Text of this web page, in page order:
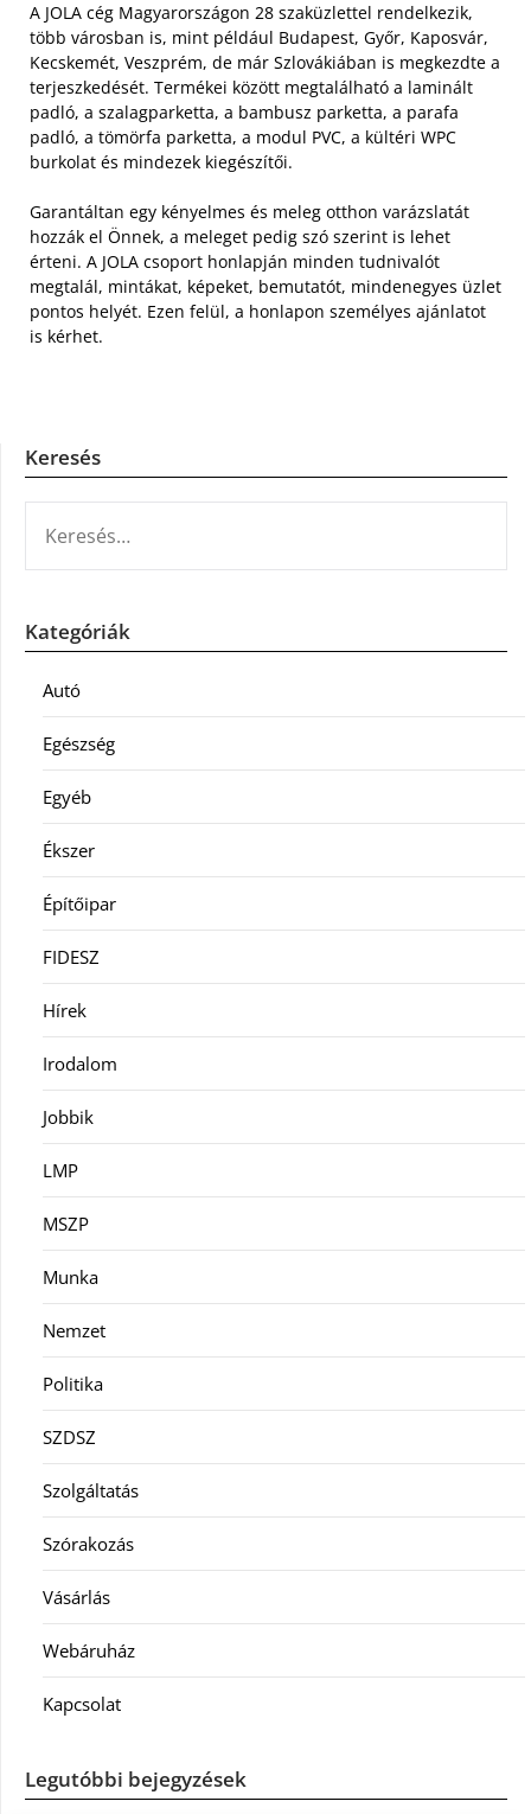
A JOLA cég Magyarországon 28 szaküzlettel rendelkezik,
több városban is, mint például Budapest, Győr, Kaposvár,
Kecskemét, Veszprém, de már Szlovákiában is megkezdte a
terjeszkedését. Termékei között megtalálható a laminált
padló, a szalagparketta, a bambusz parketta, a parafa
padló, a tömörfa parketta, a modul PVC, a kültéri WPC
burkolat és mindezek kiegészítői.
Garantáltan egy kényelmes és meleg otthon varázslatát
hozzák el Önnek, a meleget pedig szó szerint is lehet
érteni. A JOLA csoport honlapján minden tudnivalót
megtalál, mintákat, képeket, bemutatót, mindenegyes üzlet
pontos helyét. Ezen felül, a honlapon személyes ajánlatot
is kérhet.
Keresés
Kategóriák
Autó
Egészség
Egyéb
Ékszer
Építőipar
FIDESZ
Hírek
Irodalom
Jobbik
LMP
MSZP
Munka
Nemzet
Politika
SZDSZ
Szolgáltatás
Szórakozás
Vásárlás
Webáruház
Kapcsolat
Legutóbbi bejegyzések